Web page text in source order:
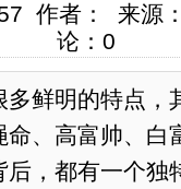
作者： 来源
论： 0
多鲜明的特点，
命、高富帅、
，都有一个独